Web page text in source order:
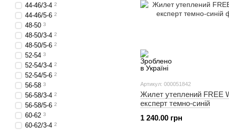
Артикул: 000051842
Жилет утеплений FREE
експерт темно-синій
1 240.00 грн
44-46/3-4 2
44-46/5-6 2
48-50 3
48-50/3-4 2
48-50/5-6 2
52-54 3
52-54/3-4 2
52-54/5-6 2
56-58 3
56-58/3-4 2
56-58/5-6 2
60-62 3
60-62/3-4 2